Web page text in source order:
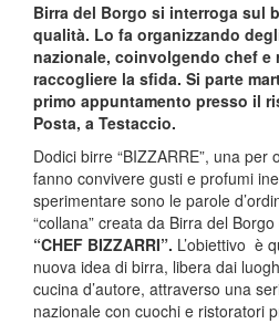
Birra del Borgo si interroga sul
qualità. Lo fa organizzando
nazionale, coinvolgendo chef
raccogliere la sfida. Si parte
primo appuntamento presso il
Posta, a Testaccio.
Dodici birre “BIZZARRE”, una per
fanno convivere gusti e profumi
sperimentare sono le parole
“collana” creata da Birra del
“CHEF BIZZARRI”. L’obiettivo è
nuova idea di birra, libera dai
cucina d’autore, attraverso una
nazionale con cuochi e ristoratori